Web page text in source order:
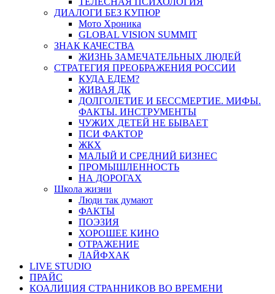
ДИАЛОГИ БЕЗ КУПЮР
Мото Хроника
GLOBAL VISION SUMMIT
ЗНАК КАЧЕСТВА
ЖИЗНЬ ЗАМЕЧАТЕЛЬНЫХ ЛЮДЕЙ
СТРАТЕГИЯ ПРЕОБРАЖЕНИЯ РОССИИ
КУДА ЕДЕМ?
ЖИВАЯ ДК
ДОЛГОЛЕТИЕ И БЕССМЕРТИЕ. МИФЫ.
ФАКТЫ. ИНСТРУМЕНТЫ
ЧУЖИХ ДЕТЕЙ НЕ БЫВАЕТ
ПСИ ФАКТОР
ЖКХ
МАЛЫЙ И СРЕДНИЙ БИЗНЕС
ПРОМЫШЛЕННОСТЬ
НА ДОРОГАХ
Школа жизни
Люди так думают
ФАКТЫ
ПОЭЗИЯ
ХОРОШЕЕ КИНО
ОТРАЖЕНИЕ
ЛАЙФХАК
LIVE STUDIO
ПРАЙС
КОАЛИЦИЯ СТРАННИКОВ ВО ВРЕМЕНИ